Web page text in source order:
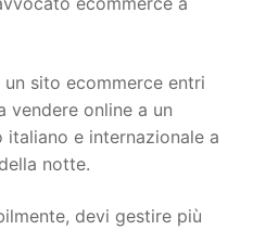
sito ecommerce entri
vendere online a un
e internazionale a
notte.
devi gestire più